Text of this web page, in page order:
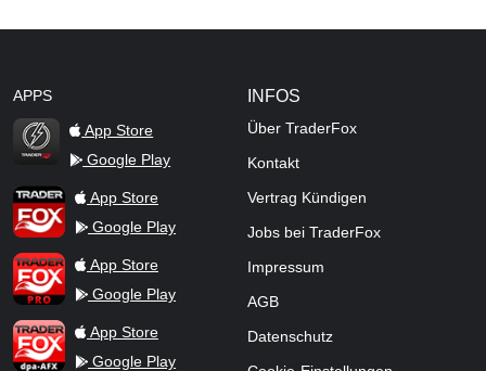
APPS
TraderFox Flash
App Store
Google Play
TraderFox AppApp Store
Google Play
TraderFox ProApp Store
Google Play
TraderFox dpa-AFX ProFeed
App Store
Google Play
INFOS
Über TraderFox
Kontakt
Vertrag Kündigen
Jobs bei TraderFox
Impressum
AGB
Datenschutz